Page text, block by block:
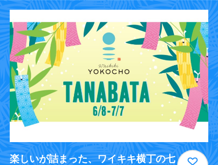
楽しいが詰まった、ワイキキ横丁の七